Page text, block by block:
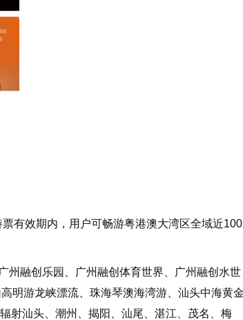
有效期内，用户可畅游粤港澳大湾区全域近100
融创乐园、广州融创体育世界、广州融创水世
明游龙峡漂流、珠海琴澳海湾游、汕头中海黄
射汕头、潮州、揭阳、汕尾、湛江、茂名、梅